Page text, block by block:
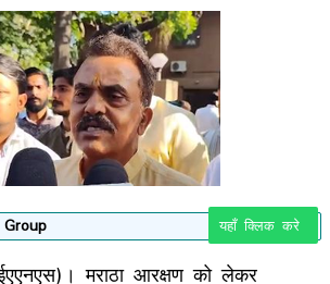
यहाँ क्लिक करे
मराठा आरक्षण को लेकर